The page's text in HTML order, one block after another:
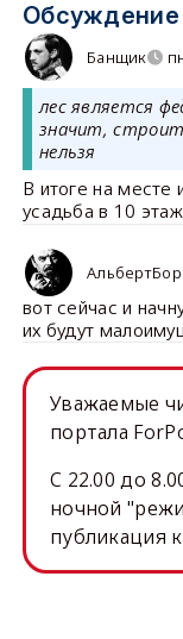
Обсуждение
Банщик
лес является
значит,
нельзя
В итоге на месте
усадьба в 10
вот сейчас и
их будут
Уважаемые
портала
C 22.00 до
ночной
публикация